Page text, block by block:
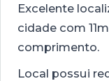
Excelente
cidade com
comprimento.
Local possui